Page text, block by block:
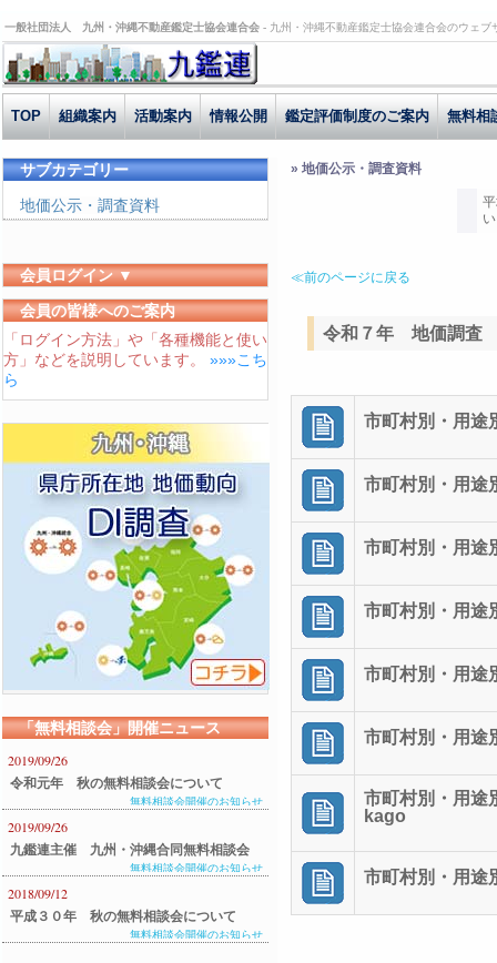
一般社団法人 九州・沖縄不動産鑑定士協会連合会 - 九州・沖縄不動産鑑定士協会連合会のウェ
TOP 組織案内 活動案内 情報公開 鑑定評価制度のご案内 無料相
» 地価公示・調査資料
≪前のページに戻る
令和７年 地価調査
市町村別・用途
市町村別・用途
市町村別・用途
市町村別・用途
市町村別・用途
市町村別・用途
市町村別・用途
kago
市町村別・用途
サブカテゴリー
地価公示・調査資料
会員ログイン ▼
ユーザーID
パスワード
会員の皆様へのご案内
「ログイン方法」や「各種機能と使い
方」などを説明しています。 »»»こち
ら
「無料相談会」開催ニュース
2019/09/26
令和元年 秋の無料相談会について
無料相談会開催のお知らせ
2019/09/26
九鑑連主催 九州・沖縄合同無料相談会
のご案内
無料相談会開催のお知らせ
2018/09/12
平成３０年 秋の無料相談会について
無料相談会開催のお知らせ